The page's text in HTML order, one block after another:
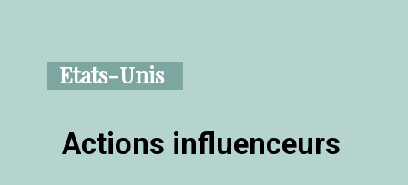
Etats-Unis
Actions influenceurs